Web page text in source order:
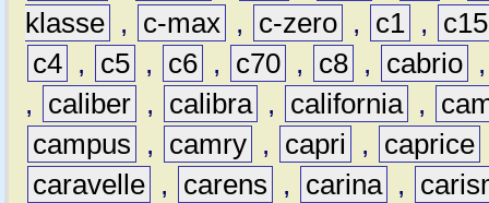
klasse , c-max , c-zero , c1 ,
c15
c4 , c5 , c6 , c70 , c8 , cabrio
,
caliber , calibra , california ,
campus
, camry , capri , caprice
caravelle , carens , carina ,